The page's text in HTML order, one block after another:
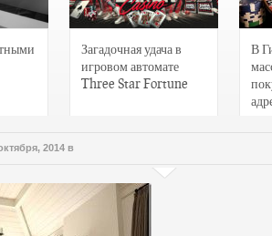
Загадочная удача в
игровом автомате
Three Star Fortune
В
2014 в